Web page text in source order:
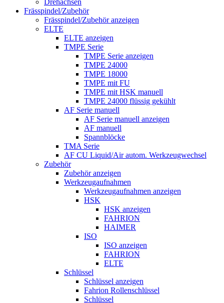
Frässpindel/Zubehör
Frässpindel/Zubehör anzeigen
ELTE
ELTE anzeigen
TMPE Serie
TMPE Serie anzeigen
TMPE 24000
TMPE 18000
TMPE mit FU
TMPE mit HSK manuell
TMPE 24000 flüssig gekühlt
AF Serie manuell
AF Serie manuell anzeigen
AF manuell
Spannblöcke
TMA Serie
AF CU Liquid/Air autom. Werkzeugwechsel
Zubehör
Zubehör anzeigen
Werkzeugaufnahmen
Werkzeugaufnahmen anzeigen
HSK
HSK anzeigen
FAHRION
HAIMER
ISO
ISO anzeigen
FAHRION
ELTE
Schlüssel
Schlüssel anzeigen
Fahrion Rollenschlüssel
Schlüssel